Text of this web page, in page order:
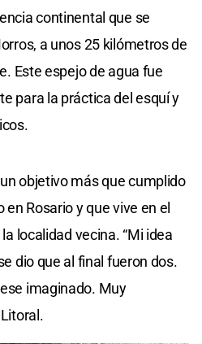
continental que se
a unos 25 kilómetros de
Este espejo de agua fue
para la práctica del esquí y
objetivo más que cumplido
Rosario y que vive en el
localidad vecina. “Mi idea
dio que al final fueron dos.
imaginado. Muy